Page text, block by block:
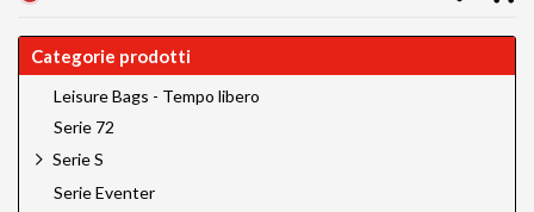
Categorie prodotti
Leisure Bags - Tempo libero
Serie 72
Serie S
Serie Eventer